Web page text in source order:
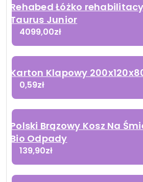
Rehabed Łóżko
Taurus Junior
4099,00zł
Karton Klapowy
0,59zł
Polski Brązowy Kosz Na
Bio Odpady
139,90zł